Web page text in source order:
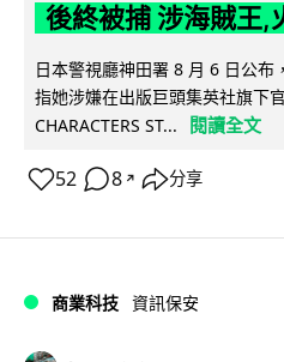
後終被捕 涉海賊王,
日本警視廳神田署 8 月 6 日公布
指她涉嫌在出版巨頭集英社旗下
CHARACTERS ST...
閱讀全文
52 8 ↗ 分享
商業科技 資訊保安